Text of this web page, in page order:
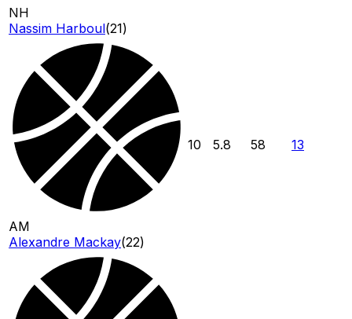
NH
Nassim Harboul(21)
AM
Alexandre Mackay(22)
10 5.8 58 13